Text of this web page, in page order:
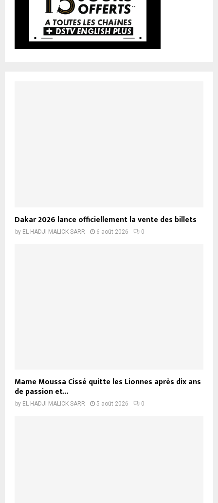
Dakar 2026 lance officiellement la vente des billets
by EL HADJI MALICK SARR 6 août 2026 0
Mame Moussa Cissé quitte les Lionnes après dix ans
de passion et...
by EL HADJI MALICK SARR 5 août 2026 0